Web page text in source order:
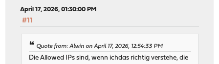
April 17, 2026, 01:30:00 PM
#11
Quote from: Alwin on April 17, 2026, 12:54:33 PM
Die Allowed IPs sind, wenn ichdas richtig verstehe, die